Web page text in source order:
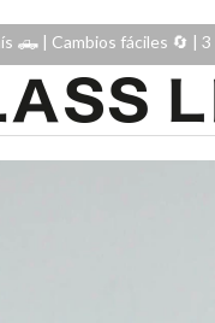
🛻 | Cambios fáciles 🔄️ |